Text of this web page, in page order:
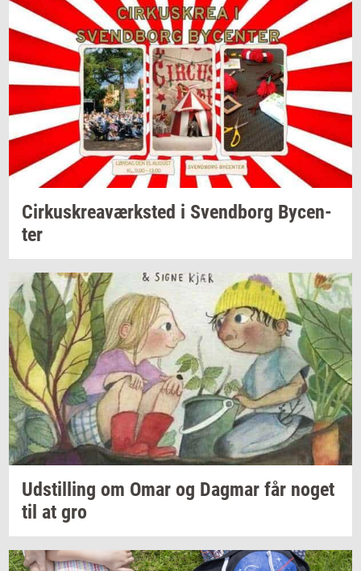
Cir­kuskrea­værk­sted i Svend­borg By­cen­
ter
Ud­stil­ling om Omar og Dag­mar får noget
til at gro